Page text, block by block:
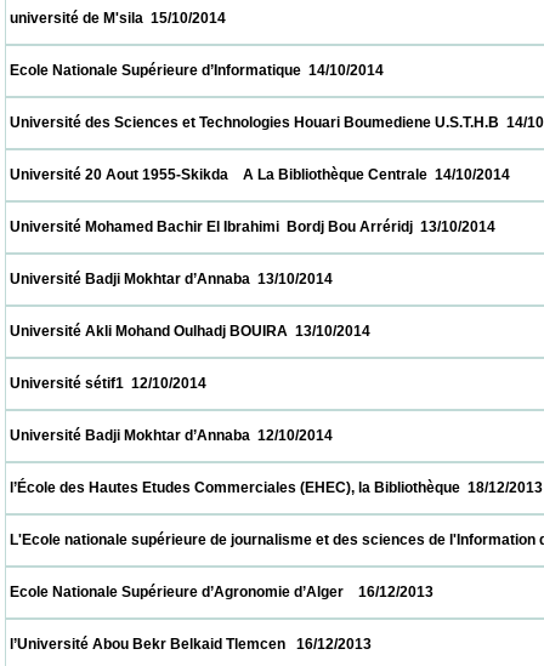
université de M'sila  15/10/2014
Ecole Nationale Supérieure d’Informatique  14/10/2014
Université des Sciences et Technologies Houari Boumediene
Université 20 Aout 1955-Skikda    A La Bibliothèque Centrale
Université Mohamed Bachir El Ibrahimi  Bordj Bou Arréridj  13/
Université Badji Mokhtar d’Annaba  13/10/2014
Université Akli Mohand Oulhadj BOUIRA  13/10/2014
Université sétif1  12/10/2014
Université Badji Mokhtar d’Annaba  12/10/2014
l’École des Hautes Etudes Commerciales (EHEC), la
L'Ecole nationale supérieure de journalisme et des sciences de
Ecole Nationale Supérieure d’Agronomie d’Alger    16/12/2013
l’Université Abou Bekr Belkaid Tlemcen   16/12/2013